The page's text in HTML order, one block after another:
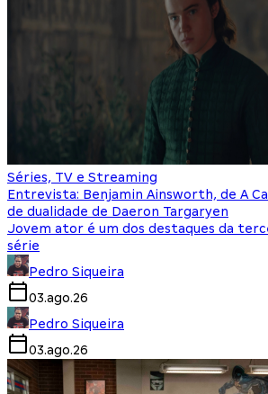
Séries, TV e Streaming
Entrevista: Benjamin Ainsworth, de A
de dualidade de Daeron Targaryen
Jovem ator é um dos destaques da
série
Pedro Siqueira
03.ago.26
Pedro Siqueira
03.ago.26